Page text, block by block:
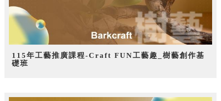
115年工藝推廣課程-Craft FUN工藝趣_樹藝創作基
礎班